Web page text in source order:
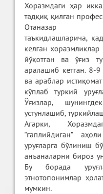
Хоразмдаги ҳар
тадқиқ қилган
Отаназар
таъкидлашларича,
келган
йўқотган ва ўғиз
аралашиб кетган. 8-
ва араблар
кўплаб туркий
Ўғизлар,
устунлашиб,
Агарки,
“гаплийдиган”
уруғларга бўлиниш
анъаналарни бироз
Бу борада
этнотопонимлар
мумкин.